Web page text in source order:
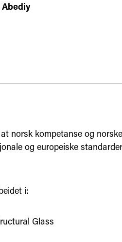
Abediy
norsk kompetanse og
og europeiske
i:
Glass